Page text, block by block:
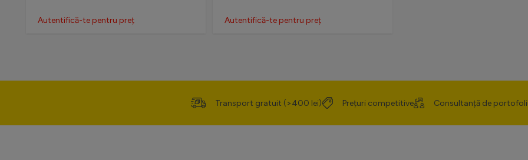
Autentifică-te pentru preț Autentifică-te pentru preț
Transport gratuit (>400 lei) Prețuri competitive Consultanță de